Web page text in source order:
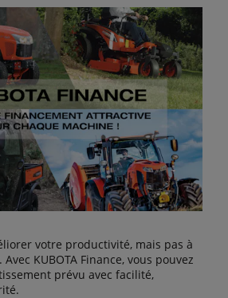
votre productivité, mais pas à
KUBOTA Finance, vous pouvez
prévu avec facilité,